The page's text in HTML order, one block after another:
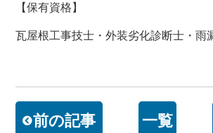
【保有資格】
瓦屋根工事技士・外装劣化診断士・
前の記事 一覧